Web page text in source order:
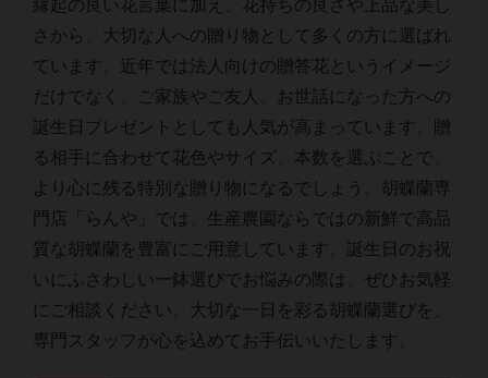
縁起の良い花言葉に加え、花持ちの良さや上品な美し
さから、大切な人への贈り物として多くの方に選ばれ
ています。近年では法人向けの贈答花というイメージ
だけでなく、ご家族やご友人、お世話になった方への
誕生日プレゼントとしても人気が高まっています。贈
る相手に合わせて花色やサイズ、本数を選ぶことで、
より心に残る特別な贈り物になるでしょう。胡蝶蘭専
門店「らんや」では、生産農園ならではの新鮮で高品
質な胡蝶蘭を豊富にご用意しています。誕生日のお祝
いにふさわしい一鉢選びでお悩みの際は、ぜひお気軽
にご相談ください。大切な一日を彩る胡蝶蘭選びを、
専門スタッフが心を込めてお手伝いいたします。